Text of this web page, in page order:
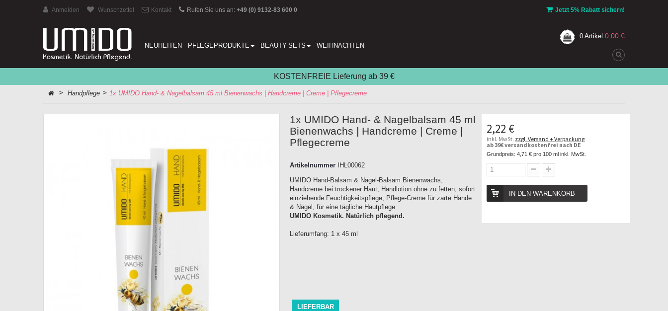
Anmelden Wunschzettel Kontakt Rufen Sie uns an: +49 (0) 9132-83 600 0 Jetzt 5% Rabatt sichern!
NEUHEITEN PFLEGEPRODUKTE BEAUTY-SETS WEIHNACHTEN
0 Artikel 0,00 €
KOSTENFREIE Lieferung ab 39 €
> Handpflege > 1x UMIDO Hand- & Nagelbalsam 45 ml Bienenwachs | Handcreme | Creme | Pflegecreme
1x UMIDO Hand- & Nagelbalsam 45 ml
Bienenwachs | Handcreme | Creme |
Pflegecreme
Artikelnummer
IHL00062
UMIDO Hand-Balsam & Nagel-Balsam Bienenwachs,
Handcreme bei trockener Haut, Handlotion ohne zu fetten, sofort
einziehende Feuchtigkeitspflege, Pflege-Creme für zarte Hände
& Nägel, für eine tägliche Hautpflege
UMIDO Kosmetik. Natürlich pflegend.
Lieferumfang: 1 x 45 ml
LIEFERBAR
2,22 €
inkl. MwSt. zzgl. Versand + Verpackung
ab 39€ versandkostenfrei nach DE
Grundpreis: 4,71 € pro 100 ml inkl. MwSt.
IN DEN WARENKORB